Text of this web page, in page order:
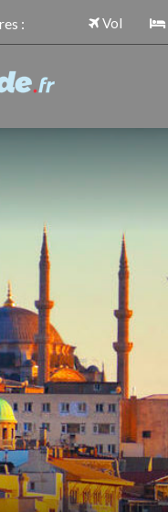
: Vol